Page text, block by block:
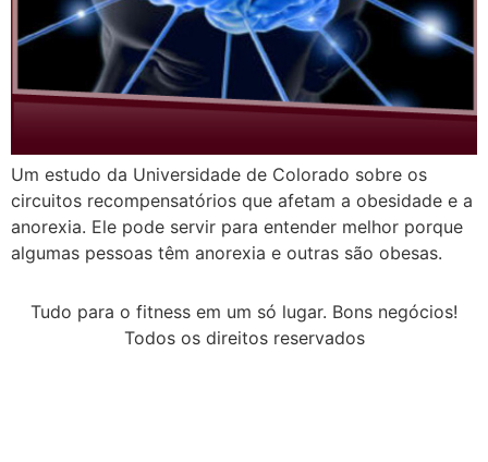
Um estudo da Universidade de Colorado sobre os
circuitos recompensatórios que afetam a obesidade e a
anorexia. Ele pode servir para entender melhor porque
algumas pessoas têm anorexia e outras são obesas.
Tudo para o fitness em um só lugar. Bons negócios!
Todos os direitos reservados